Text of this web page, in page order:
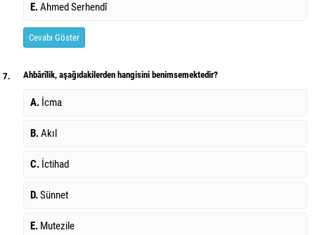
E.Ahmed Serhendî
Cevabı Göster
7. Ahbârîlik, aşağıdakilerden hangisini benimsemektedir?
A. İcma
B.Akıl
C. İctihad
D.Sünnet
E. Mutezile